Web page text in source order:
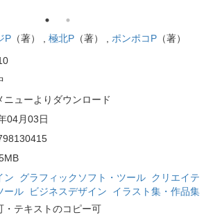
P （著） , 極北P （著） , ポンポコP （著）
ニューよりダウンロード
04月03日
ン グラフィックソフト・ツール クリエイテ
ール
ビジネスデザイン
イラスト集・作品集
・テキストのコピー可